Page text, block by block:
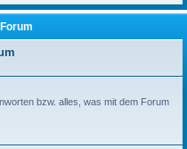
bzw. alles, was mit dem Forum